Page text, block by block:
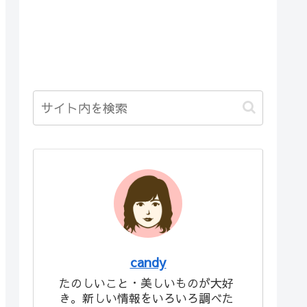
candy
たのしいこと・美しいものが大好
き。新しい情報をいろいろ調べた